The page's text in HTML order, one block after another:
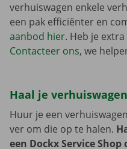
verhuiswagen enkele
een pak efficiënter en
aanbod hier. Heb je
Contacteer ons, we
Haal je
Huur je een
ver om die op te halen.
een Dockx Service